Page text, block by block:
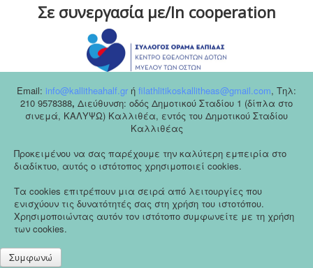
Σε συνεργασία με/In cooperation
Email: info@kallitheahalf.gr ή filathlitikoskallitheas@gmail.com, Tηλ:
210 9578388, Διεύθυνση: οδός Δημοτικού Σταδίου 1 (δίπλα στο
σινεμά, ΚΑΛΥΨΩ) Καλλιθέα, εντός του Δημοτικού Σταδίου
Καλλιθέας
Προκειμένου να σας παρέχουμε την καλύτερη εμπειρία στο
διαδίκτυο, αυτός ο ιστότοπος χρησιμοποιεί cookies.
Τα cookies επιτρέπουν μια σειρά από λειτουργίες που
ενισχύουν τις δυνατότητές σας στη χρήση του ιστοτόπου.
Χρησιμοποιώντας αυτόν τον ιστότοπο συμφωνείτε με τη χρήση
των cookies.
Συμφωνώ